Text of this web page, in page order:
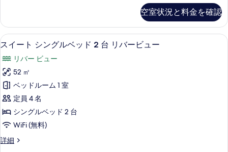
て
の
写
真
を
表
示
す
る
の
写
真
を
表
示
す
る
す
べ
て
の
写
真
を
表
示
す
ー
ス
イ
ト
の
詳
細
空室状況と料金を確認
ス
ー
ト
シ
ン
グ
ル
ベ
スイート シングルベッド 2 台 リバ
7
スイート シングルベッド 2 台 リバービュー
リバー ビュー
52 ㎡
ベッドルーム 1 室
定員 4 名
シングルベッド 2 台
WiFi (無料)
詳細
ス